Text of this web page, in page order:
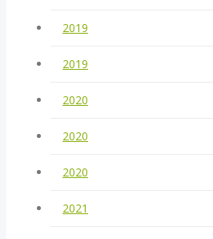
2019
2019
2020
2020
2020
2021